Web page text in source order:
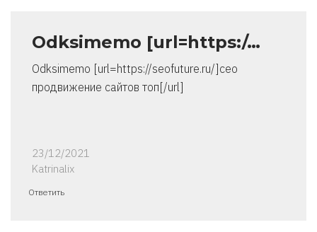
Odksimemo [url=https:/…
Odksimemo [url=https://seofuture.ru/]сео
продвижение сайтов топ[/url]
23/12/2021
Katrinalix
Ответить